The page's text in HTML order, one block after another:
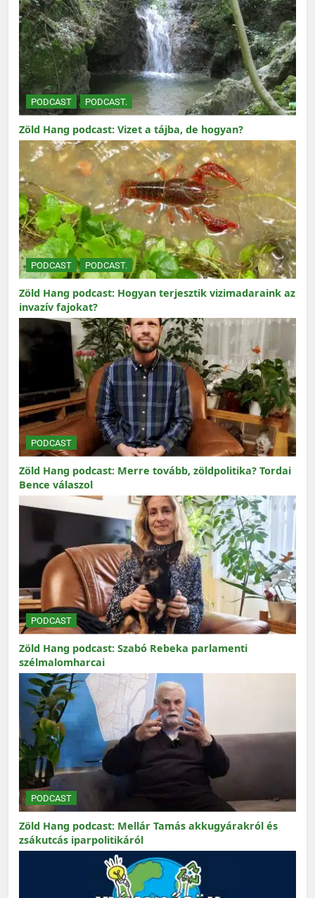
PODCAST PODCAST.
Zöld Hang podcast: Vizet a tájba, de hogyan?
PODCAST PODCAST.
Zöld Hang podcast: Hogyan terjesztik vizimadaraink az
invazív fajokat?
PODCAST
Zöld Hang podcast: Merre tovább, zöldpolitika? Tordai
Bence válaszol
PODCAST
Zöld Hang podcast: Szabó Rebeka parlamenti
szélmalomharcai
PODCAST
Zöld Hang podcast: Mellár Tamás akkugyárakról és
zsákutcás iparpolitikáról